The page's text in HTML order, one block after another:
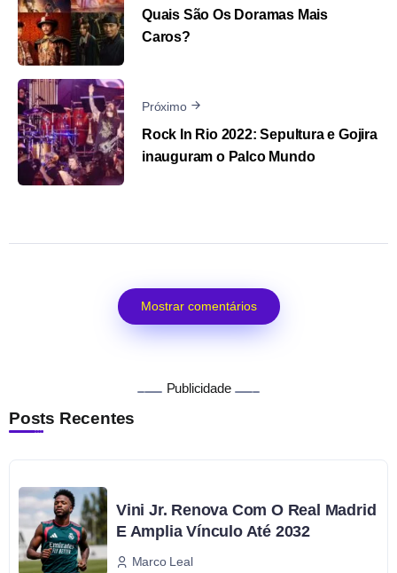
Quais São Os Doramas Mais
Caros?
Próximo
Rock In Rio 2022: Sepultura e Gojira
inauguram o Palco Mundo
Mostrar comentários
Publicidade
Posts Recentes
Vini Jr. Renova Com O Real Madrid
E Amplia Vínculo Até 2032
Marco Leal